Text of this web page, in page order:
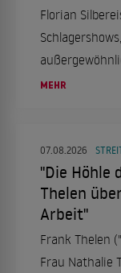
Florian
"Guinness-
MEHR
07.08.2026
"Die Höhle
Thelen
Arbeit"
Frank Thelen
Frau Nathalie